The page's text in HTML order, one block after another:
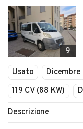
Moto
Camper
Veicoli
Concessionari
9
Usato
119 CV (88 KW)
Descrizione